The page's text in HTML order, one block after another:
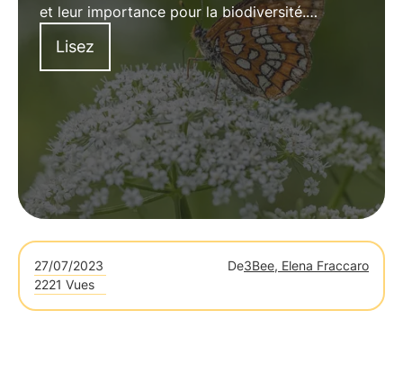
et leur importance pour la biodiversité.
Rejoignez 3Bee pour promouvoir leur
protection.
Lisez
27/07/2023 De3Bee, Elena Fraccaro
2221 Vues